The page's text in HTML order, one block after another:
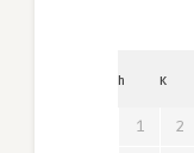
h K
1 2